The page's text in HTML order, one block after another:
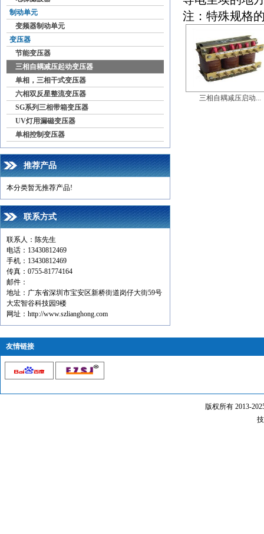
制动单元
变频器制动单元
变压器
节能变压器
三相自耦减压起动变压器
单相，三相干式变压器
六相双反星整流变压器
SG系列三相带箱变压器
UV灯用漏磁变压器
单相控制变压器
推荐产品
本分类暂无推荐产品!
联系方式
联系人：陈先生
电话：13430812469
手机：13430812469
传真：0755-81774164
邮件：
地址：广东省深圳市宝安区新桥街道岗仔大街59号
大宏智谷科技园9楼
网址：http://www.szlianghong.com
注：特殊规格
三相自耦减压启动...
友情链接
版权所有 2013-